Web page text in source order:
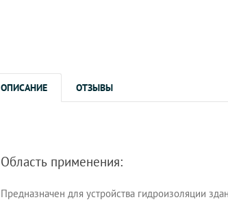
ОПИСАНИЕ ОТЗЫВЫ
Область применения:
Предназначен для устройства гидроизоляции